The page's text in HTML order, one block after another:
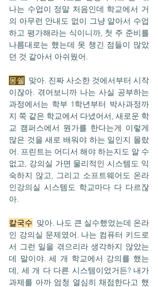
나는 수업이 정말 처음인데 학교에서 거
의 아무런 안내도 없이 그냥 알아서 수업
하고 평가해라는 식이니까, 첫 주 준비를
나름대로는 했는데 못 챙긴 점들이 많았
던 것 같아서 아쉬웠어.
몽쉘
  맞아. 진짜 사소한 것에서부터 시작
이잖아. 겪어보니까 나는 사실 공부하는
과정에서는 학부 1학년부터 박사과정까
지 쭉 같은 학교에서 다녔어서, 새로운 학
교 캠퍼스에서 뭔가를 한다는게 이렇게
많은 것을 새로 배워야 하는 일인지 몰랐
어. 프린트는 어디서 해야 하는지도 알 수
없고, 강의실 가면 물리적인 시스템도 익
숙하지 않고, 그리고 소프트웨어도 온라
인강의실 시스템도 학교마다 다 다르잖
아.
칼국수
  맞아. 나도 큰 실수했었는데 온라
인 강의실 문제였어. 나는 컴퓨터 키드로
서 그런 일을 겪으리라 생각하지 않았는
데 말이야. 세 개 학교에서 강의를 했는
데, 세 개 다 다른 시스템이었거든? 내가
과제를 아까 엄청 열심히 채점한다고 했